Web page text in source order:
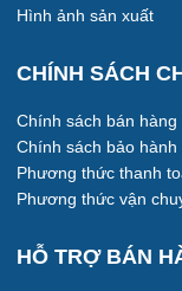
Hình ảnh sản xuất
CHÍNH SÁCH
Chính sách bán hàng
Chính sách bảo hành
Phương thức thanh
Phương thức vận
HỖ TRỢ BÁN